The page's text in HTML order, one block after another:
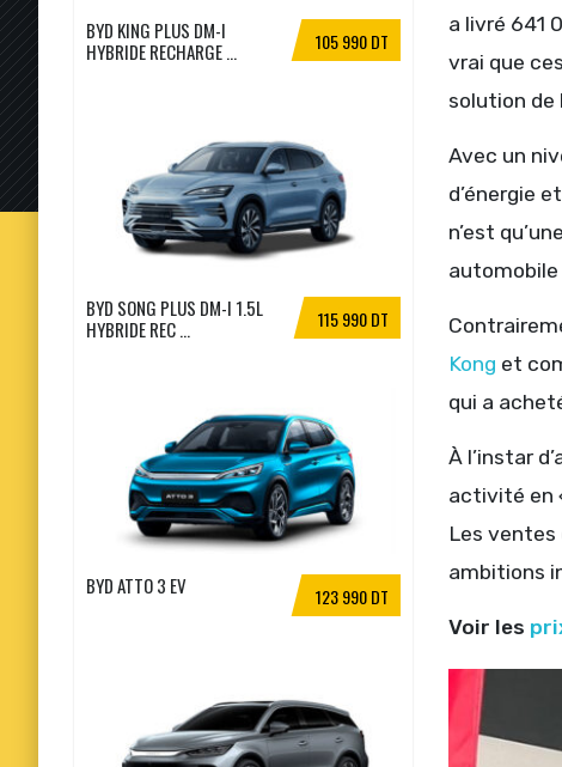
a livré 641
vrai que
solution de
Avec un
d’énergie
n’est
Kong et
qui a
À l’instar
activité en
Les
ambitions
Voir les
105 990 DT
BYD KING PLUS DM-I
HYBRIDE RECHARGE ...
115 990 DT
BYD SONG PLUS DM-I 1.5L
HYBRIDE REC ...
123 990 DT
BYD ATTO 3 EV